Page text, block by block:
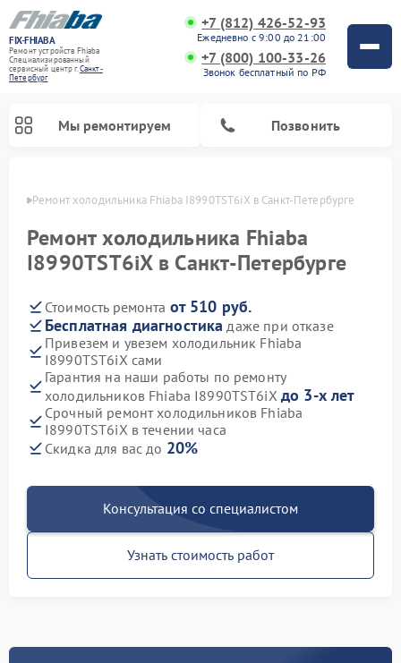
FIX-FHIABA
Ремонт устройств Fhiaba
Специализированный
cервисный центр г.Санкт-
Петербург
+7 (812) 426-52-93
Ежедневно с 9:00 до 21:00
+7 (800) 100-33-26
Звонок бесплатный по РФ
Мы ремонтируем Позвонить
Ремонт холодильника Fhiaba I8990TST6iX в Санкт-Петербурге
Ремонт холодильника Fhiaba
I8990TST6iX в Санкт-Петербурге
Стоимость ремонта от 510 руб.
Бесплатная диагностика даже при отказе
Привезем и увезем холодильник Fhiaba
I8990TST6iX сами
Гарантия на наши работы по ремонту
холодильников Fhiaba I8990TST6iX до 3-х лет
Срочный ремонт холодильников Fhiaba
I8990TST6iX в течении часа
Скидка для вас до 20%
Консультация со специалистом
Узнать стоимость работ